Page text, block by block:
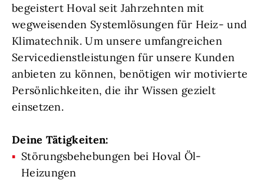
begeistert Hoval seit Jahrzehnten mit
wegweisenden Systemlösungen für Heiz- und
Klimatechnik. Um unsere umfangreichen
Servicedienstleistungen für unsere Kunden
anbieten zu können, benötigen wir motivierte
Persönlichkeiten, die ihr Wissen gezielt
einsetzen.
Deine Tätigkeiten:
Störungsbehebungen bei Hoval Öl-
Heizungen